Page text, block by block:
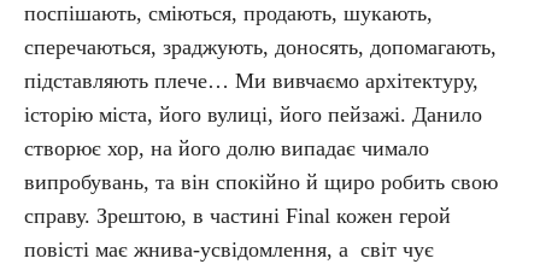
поспішають, сміються, продають, шукають,
сперечаються, зраджують, доносять, допомагають,
підставляють плече… Ми вивчаємо архітектуру,
історію міста, його вулиці, його пейзажі. Данило
створює хор, на його долю випадає чимало
випробувань, та він спокійно й щиро робить свою
справу. Зрештою, в частині Final кожен герой
повісті має жнива-усвідомлення, а світ чує